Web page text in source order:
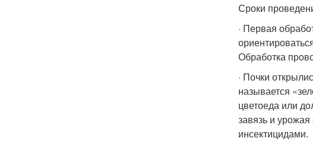
Сроки
· Первая
Обработка
· Почки
называется
цветоеда или
завязь и
инсектицидами.